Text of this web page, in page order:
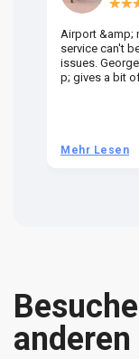
Airport &amp;
service can't
issues.
p; gives a bit
Mehr Lesen